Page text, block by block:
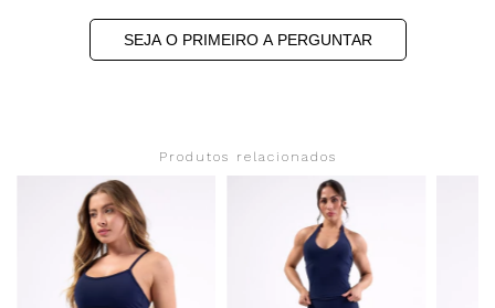
SEJA O PRIMEIRO A PERGUNTAR
Produtos relacionados